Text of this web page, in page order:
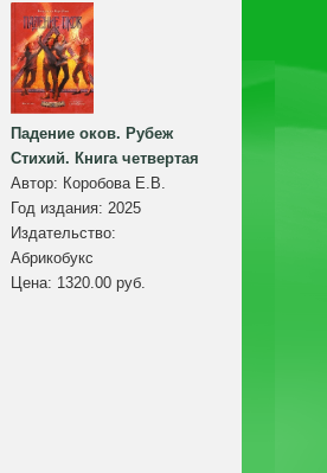
Падение оков. Рубеж
Стихий. Книга четвертая
Автор: Коробова Е.В.
Год издания: 2025
Издательство:
Абрикобукс
Цена: 1320.00 руб.